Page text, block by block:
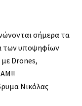
σήμερα τα
των υποψηφίων
Drones,
Νικόλας